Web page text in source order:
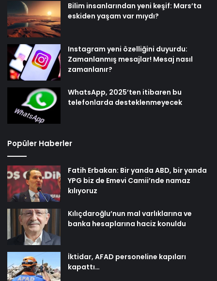
Bilim insanlarından yeni keşif: Mars’ta
eskiden yaşam var mıydı?
Instagram yeni özelliğini duyurdu:
Zamanlanmış mesajlar! Mesaj nasıl
zamanlanır?
WhatsApp, 2025’ten itibaren bu
telefonlarda desteklenmeyecek
Popüler Haberler
Fatih Erbakan: Bir yanda ABD, bir yanda
YPG biz de Emevi Camii’nde namaz
kılıyoruz
Kılıçdaroğlu’nun mal varlıklarına ve
banka hesaplarına haciz konuldu
İktidar, AFAD personeline kapıları
kapattı…